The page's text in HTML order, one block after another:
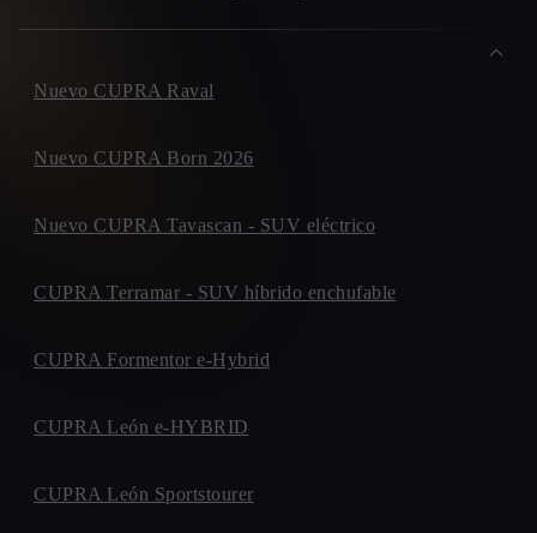
Nuevo CUPRA Raval
Nuevo CUPRA Born 2026
Nuevo CUPRA Tavascan - SUV eléctrico
CUPRA Terramar - SUV híbrido enchufable
CUPRA Formentor e-Hybrid
CUPRA León e-HYBRID
CUPRA León Sportstourer